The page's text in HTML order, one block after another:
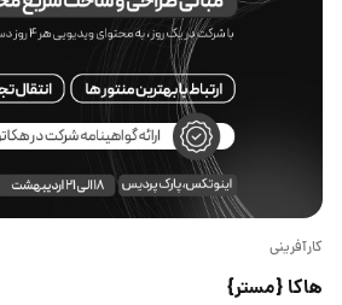
کارآفرینی
هاکا {مستر}